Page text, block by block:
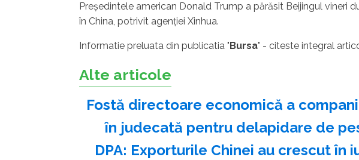
Preşedintele american Donald Trump a părăsit Beijingul vineri
în China, potrivit agenţiei Xinhua.
Informatie preluata din publicatia " Bursa" - citeste integral
Alte articole
Fostă directoare economică a
în judecată pentru delapidare de
DPA: Exporturile Chinei au crescut în